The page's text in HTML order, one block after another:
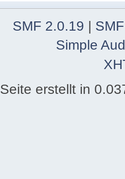
SMF 2.0.19 |
Simple
Seite erstellt in